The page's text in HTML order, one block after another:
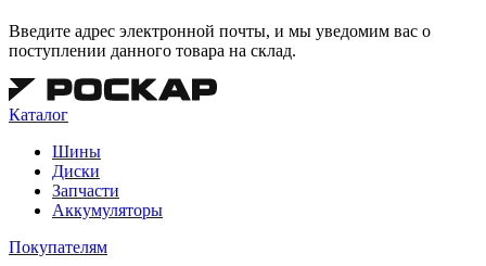
Введите адрес электронной почты, и мы уведомим вас о
поступлении данного товара на склад.
Каталог
Шины
Диски
Запчасти
Аккумуляторы
Покупателям